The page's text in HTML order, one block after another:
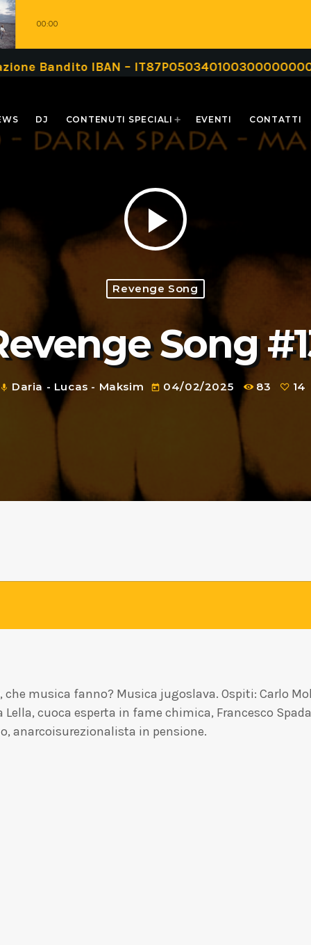
00:00
IBAN – IT87P0503401003000000000999
DJ CONTENUTI SPECIALI EVENTI CONTATTI
play_arrow
Revenge Song
Song
mic Daria - Lucas - Maksim today 04/02/2025 83 14
che musica fanno? Musica jugoslava. Ospiti: Carlo
cuoca esperta in fame chimica, Francesco
anarcoisurezionalista in pensione.